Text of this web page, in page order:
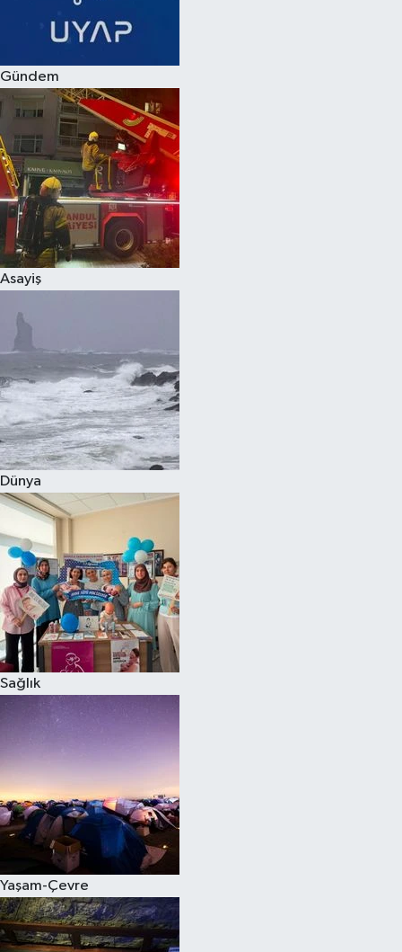
Gündem
Asayiş
Dünya
Sağlık
Yaşam-Çevre
Spor
Burç Yorumları
Çocuk
Eğitim
Hava Durumu
Kadın
Kültür Sanat
Sağlık
Siyaset
Teknoloji
Televizyon
Yaşam-Çevre